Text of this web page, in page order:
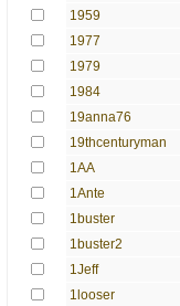
1959
1977
1979
1984
19anna76
19thcenturyman
1AA
1Ante
1buster
1buster2
1Jeff
1looser